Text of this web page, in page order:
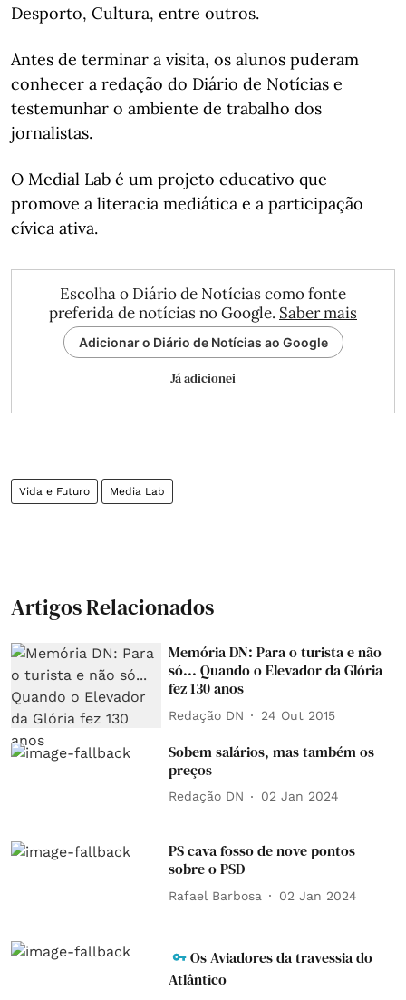
Desporto, Cultura, entre outros.
Antes de terminar a visita, os alunos puderam
conhecer a redação do Diário de Notícias e
testemunhar o ambiente de trabalho dos
jornalistas.
O Medial Lab é um projeto educativo que
promove a literacia mediática e a participação
cívica ativa.
Escolha o Diário de Notícias como fonte
preferida de notícias no Google. Saber mais
Adicionar o Diário de Notícias ao Google
Já adicionei
Vida e Futuro Media Lab
Artigos Relacionados
Memória DN: Para o turista e não
só... Quando o Elevador da Glória
fez 130 anos
Redação DN 24 Out 2015
Sobem salários, mas também os
preços
Redação DN 02 Jan 2024
PS cava fosso de nove pontos
sobre o PSD
Rafael Barbosa 02 Jan 2024
Os Aviadores da travessia do
Atlântico